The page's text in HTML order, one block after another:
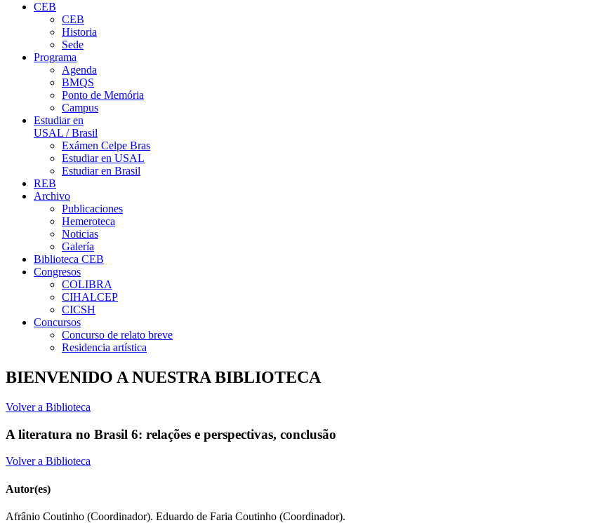
CEB
CEB
Historia
Sede
Programa
Agenda
BMQS
Ponto de Memória
Campus
Estudiar en
USAL / Brasil
Exámen Celpe Bras
Estudiar en USAL
Estudiar en Brasil
REB
Archivo
Publicaciones
Hemeroteca
Noticias
Galería
Biblioteca CEB
Congresos
COLIBRA
CIHALCEP
CICSH
Concursos
Concurso de relato breve
Residencia artística
BIENVENIDO A NUESTRA BIBLIOTECA
Volver a Biblioteca
A literatura no Brasil 6: relações e perspectivas, conclusão
Volver a Biblioteca
Autor(es)
Afrânio Coutinho (Coordinador). Eduardo de Faria Coutinho (Coordinador).